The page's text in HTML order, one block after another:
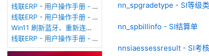
线联ERP - 用户操作手册 - 班次管理
线联ERP - 用户操作手册 - 排班管理
Win11 刷新蓝牙、重新连接蓝牙音响
线联ERP - 用户操作手册 - 成品入库单
nn_spgradetype - SI等级
nn_spbillinfo - SI结算单
nnsiaessessresult - SI考